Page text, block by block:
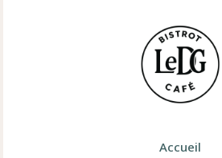
Accueil